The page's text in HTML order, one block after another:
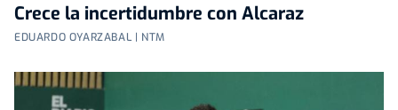
Crece la incertidumbre con Alcaraz
EDUARDO OYARZABAL | NTM